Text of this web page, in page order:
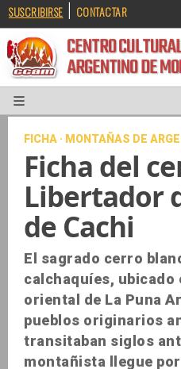
SUSCRIBIRSE | CONTACTAR
CENTRO
ARGENTINO DE
FICHA · MONTAÑAS DE
Ficha del
Libertador
de Cachi
El sagrado cerro
calchaquíes, ubicado
oriental de La Puna
pueblos originarios
transitaban siglos
montañista llegue